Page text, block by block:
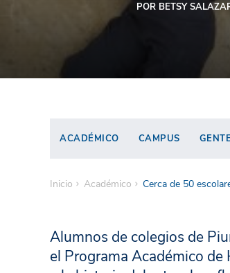
POR BETSY
ACADÉMICO CAMPUS
Inicio Académico Cerca de 50
Alumnos de colegios de
el Programa Académico